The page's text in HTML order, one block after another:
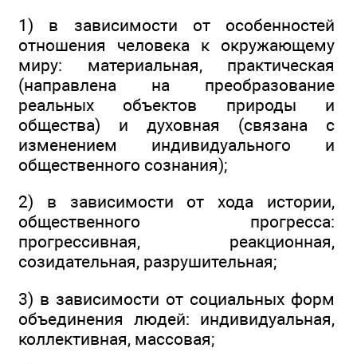
1) в зависимости от особенностей
отношения человека к окружающему
миру: материальная, практическая
(направлена на преобразование
реальных объектов природы и
общества) и духовная (связана с
изменением индивидуального и
общественного сознания);
2) в зависимости от хода истории,
общественного прогресса:
прогрессивная, реакционная,
созидательная, разрушительная;
3) в зависимости от социальных форм
объединения людей: индивидуальная,
коллективная, массовая;